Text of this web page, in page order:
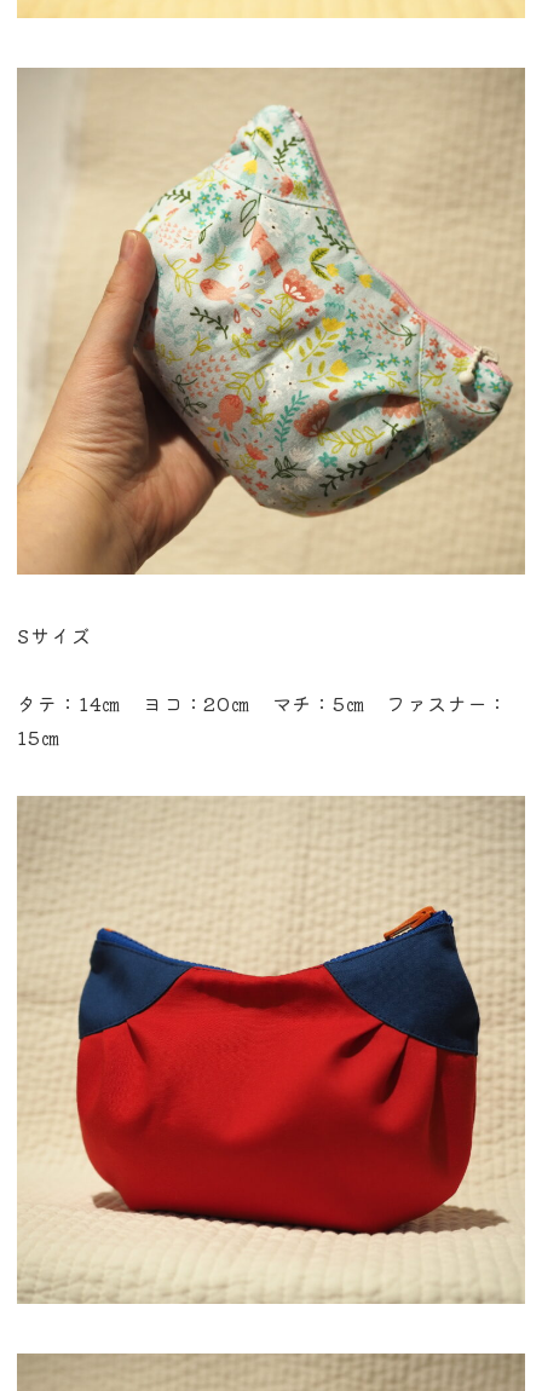
Sサイズ
タテ：14㎝ ヨコ：20㎝ マチ：5㎝ ファスナー：
15㎝